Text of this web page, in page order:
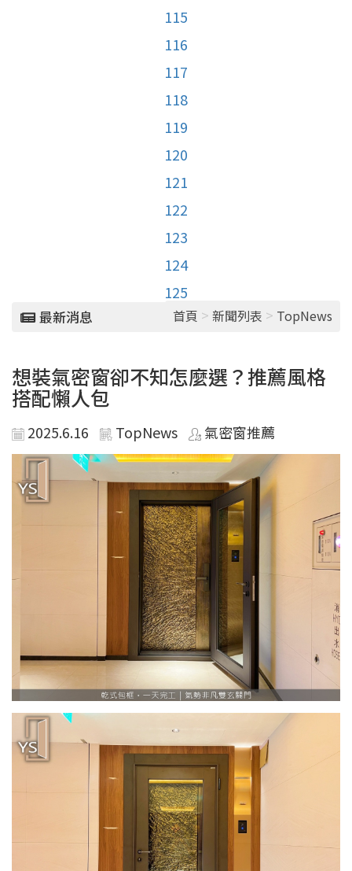
115
116
117
118
119
120
121
122
123
124
125
最新消息 首頁 > 新聞列表 > TopNews
想裝氣密窗卻不知怎麼選？推薦風格
搭配懶人包
2025.6.16 TopNews 氣密窗推薦